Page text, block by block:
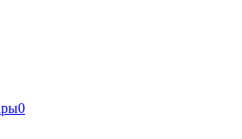
0